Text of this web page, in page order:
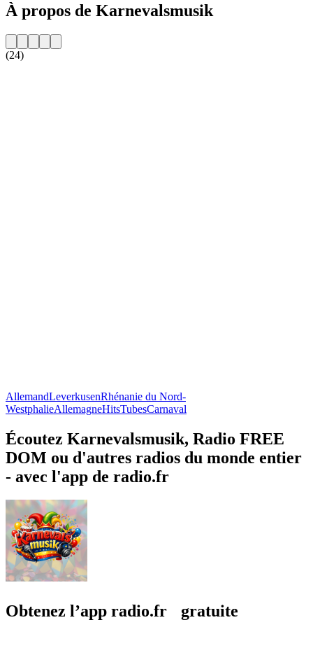
À propos de Karnevalsmusik
(24)
AllemandLeverkusenRhénanie du Nord-
WestphalieAllemagneHitsTubesCarnaval
Écoutez Karnevalsmusik, Radio FREE
DOM ou d'autres radios du monde entier
- avec l'app de radio.fr
Obtenez l’app radio.fr gratuite